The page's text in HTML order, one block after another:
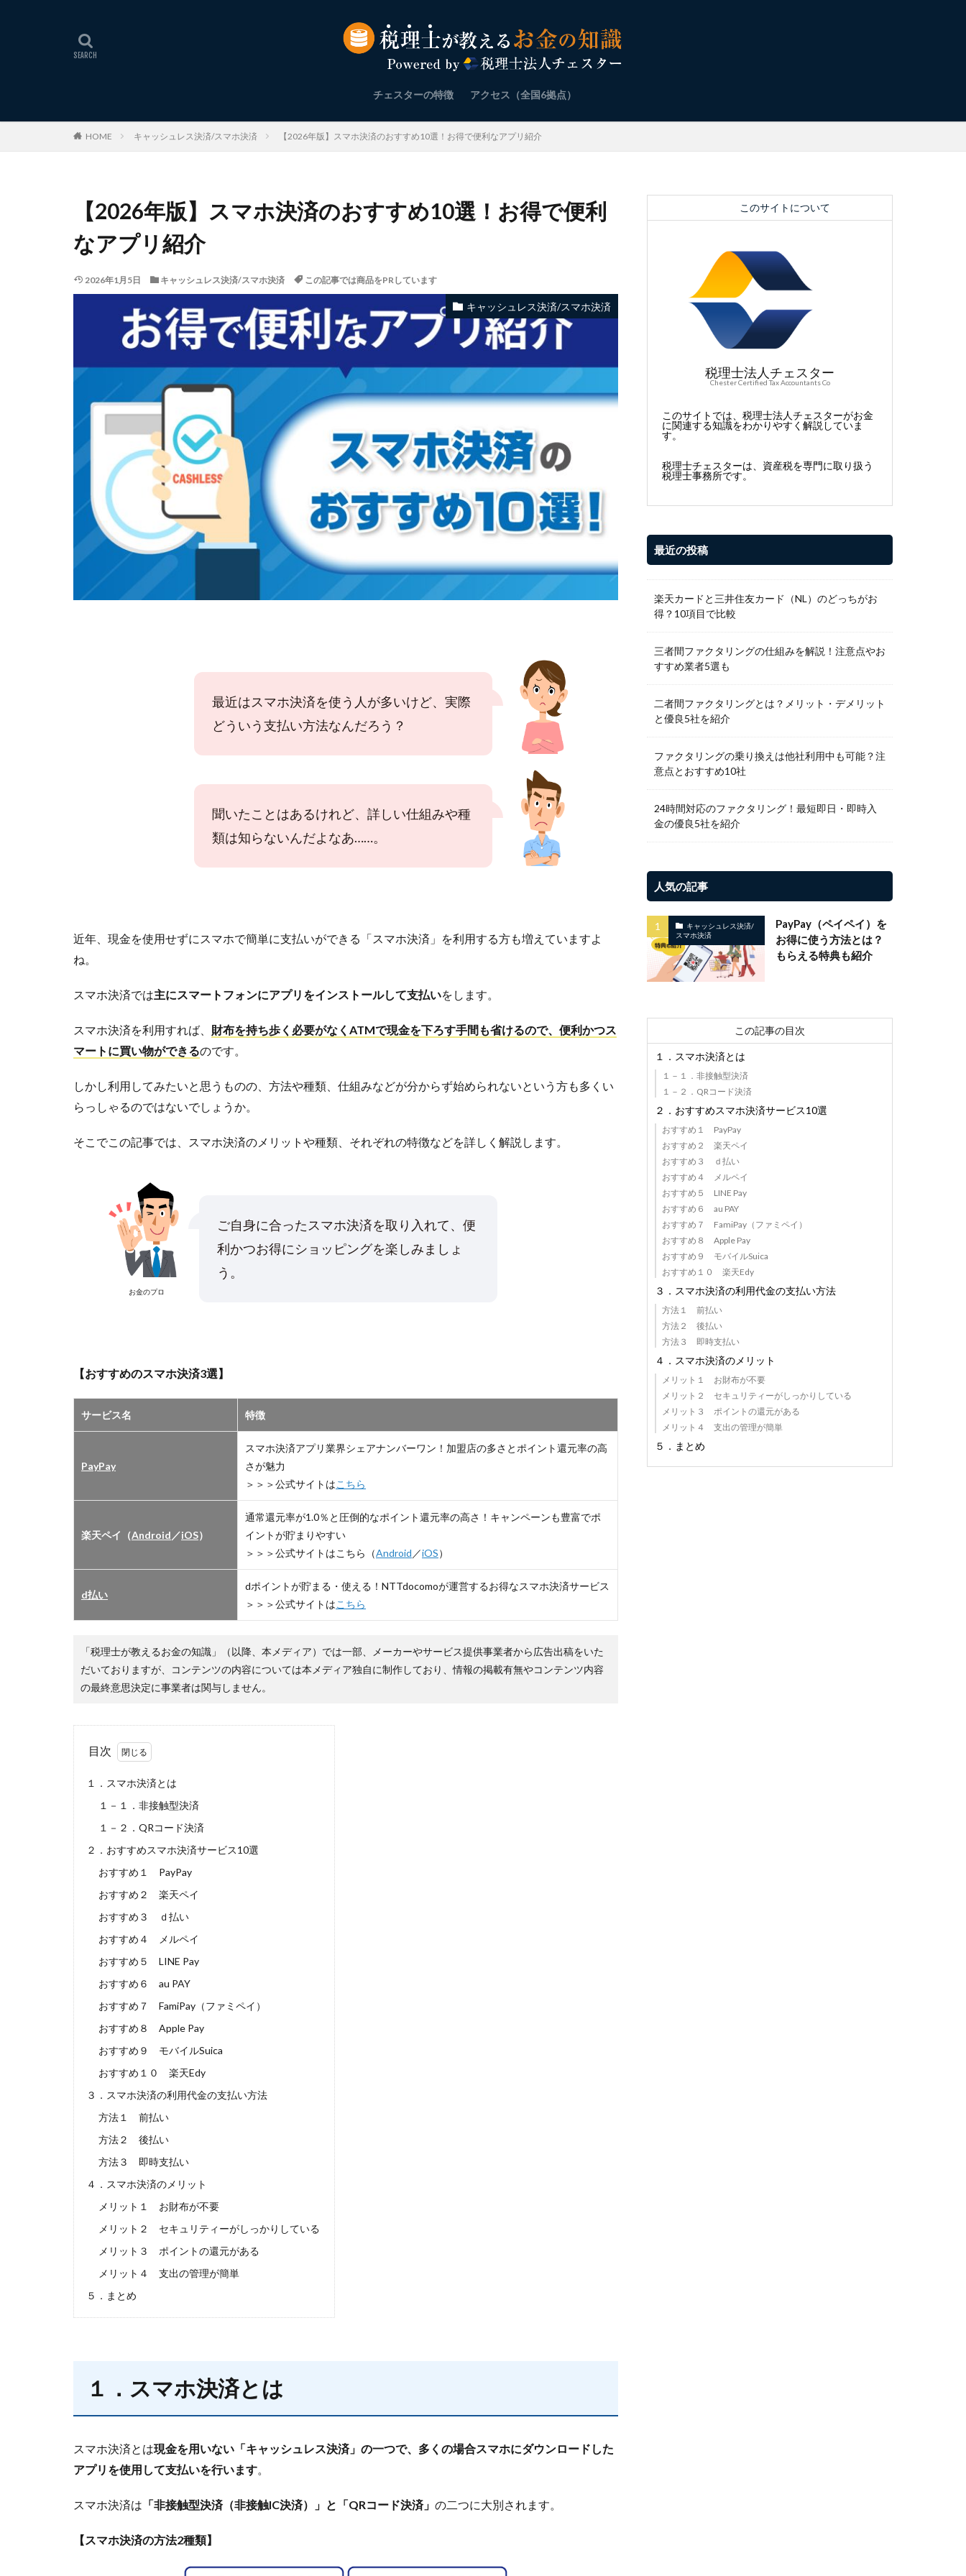
チェスターの特徴 アクセス（全国6拠点）
HOME キャッシュレス決済/スマホ決済 【2026年版】スマホ決済のおすすめ10選！お得で便利なアプリ紹介
【2026年版】スマホ決済のおすすめ10選！お得で便利
なアプリ紹介
2026年1月5日 キャッシュレス決済/スマホ決済 この記事では商品をPRしています
キャッシュレス決済/スマホ決済
最近はスマホ決済を使う人が多いけど、実際
どういう支払い方法なんだろう？
聞いたことはあるけれど、詳しい仕組みや種
類は知らないんだよなあ……。
近年、現金を使用せずにスマホで簡単に支払いができる「スマホ決済」を利用する方も増えていますよ
ね。
スマホ決済では主にスマートフォンにアプリをインストールして支払いをします。
スマホ決済を利用すれば、 財布を持ち歩く必要がなくATMで現金を下ろす手間も省けるので、便利かつス
マートに買い物ができるのです。
しかし利用してみたいと思うものの、方法や種類、仕組みなどが分からず始められないという方も多くい
らっしゃるのではないでしょうか。
そこでこの記事では、スマホ決済のメリットや種類、それぞれの特徴などを詳しく解説します。
お金のプロ
ご自身に合ったスマホ決済を取り入れて、便
利かつお得にショッピングを楽しみましょ
う。
【おすすめのスマホ決済3選】
サービス名 特徴
PayPay
スマホ決済アプリ業界シェアナンバーワン！加盟店の多さとポイント還元率の高
さが魅力
＞＞＞公式サイトはこちら
楽天ペイ（Android ／iOS）
通常還元率が1.0％と圧倒的なポイント還元率の高さ！キャンペーンも豊富でポ
イントが貯まりやすい
＞＞＞公式サイトはこちら（Android ／iOS）
d払い
dポイントが貯まる・使える！NTTdocomoが運営するお得なスマホ決済サービス
＞＞＞公式サイトはこちら
「税理士が教えるお金の知識」（以降、本メディア）では一部、メーカーやサービス提供事業者から広告出稿をいた
だいておりますが、コンテンツの内容については本メディア独自に制作しており、情報の掲載有無やコンテンツ内容
の最終意思決定に事業者は関与しません。
目次
１．スマホ決済とは
１－１．非接触型決済
１－２．QRコード決済
２．おすすめスマホ決済サービス10選
おすすめ１ PayPay
おすすめ２ 楽天ペイ
おすすめ３ ｄ払い
おすすめ４ メルペイ
おすすめ５ LINE Pay
おすすめ６ au PAY
おすすめ７ FamiPay（ファミペイ）
おすすめ８ Apple Pay
おすすめ９ モバイルSuica
おすすめ１０ 楽天Edy
３．スマホ決済の利用代金の支払い方法
方法１ 前払い
方法２ 後払い
方法３ 即時支払い
４．スマホ決済のメリット
メリット１ お財布が不要
メリット２ セキュリティーがしっかりしている
メリット３ ポイントの還元がある
メリット４ 支出の管理が簡単
５．まとめ
１．スマホ決済とは
スマホ決済とは現金を用いない「キャッシュレス決済」の一つで、多くの場合スマホにダウンロードした
アプリを使用して支払いを行います。
スマホ決済は 「非接触型決済（非接触IC決済）」と「QRコード決済」 の二つに大別されます。
【スマホ決済の方法2種類】
このサイトについて
税理士法人チェスター
Chester Certified Tax Accountants Co
このサイトでは、税理士法人チェスターがお金
に関連する知識をわかりやすく解説していま
す。
税理士チェスターは、資産税を専門に取り扱う
税理士事務所です。
最近の投稿
楽天カードと三井住友カード（NL）のどっちがお
得？10項目で比較
三者間ファクタリングの仕組みを解説！注意点やお
すすめ業者5選も
二者間ファクタリングとは？メリット・デメリット
と優良5社を紹介
ファクタリングの乗り換えは他社利用中も可能？注
意点とおすすめ10社
24時間対応のファクタリング！最短即日・即時入
金の優良5社を紹介
人気の記事
キャッシュレス決済/
スマホ決済
PayPay（ペイペイ）を
お得に使う方法とは？
もらえる特典も紹介
この記事の目次
１．スマホ決済とは
１－１．非接触型決済
１－２．QRコード決済
２．おすすめスマホ決済サービス10選
おすすめ１ PayPay
おすすめ２ 楽天ペイ
おすすめ３ ｄ払い
おすすめ４ メルペイ
おすすめ５ LINE Pay
おすすめ６ au PAY
おすすめ７ FamiPay（ファミペイ）
おすすめ８ Apple Pay
おすすめ９ モバイルSuica
おすすめ１０ 楽天Edy
３．スマホ決済の利用代金の支払い方法
方法１ 前払い
方法２ 後払い
方法３ 即時支払い
４．スマホ決済のメリット
メリット１ お財布が不要
メリット２ セキュリティーがしっかりしている
メリット３ ポイントの還元がある
メリット４ 支出の管理が簡単
５．まとめ